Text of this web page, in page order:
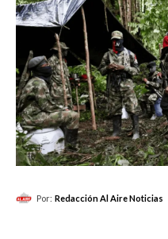
Por: Redacción Al Aire Noticias